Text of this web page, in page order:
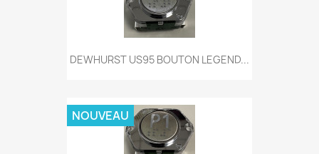
DEWHURST US95 BOUTON LEGEND...
NOUVEAU